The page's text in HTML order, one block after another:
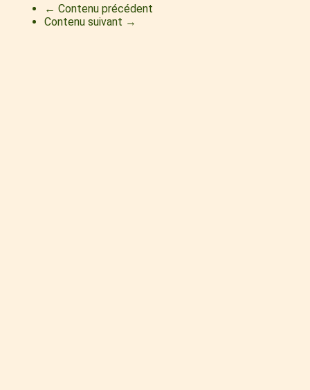
← Contenu précédent
Contenu suivant →